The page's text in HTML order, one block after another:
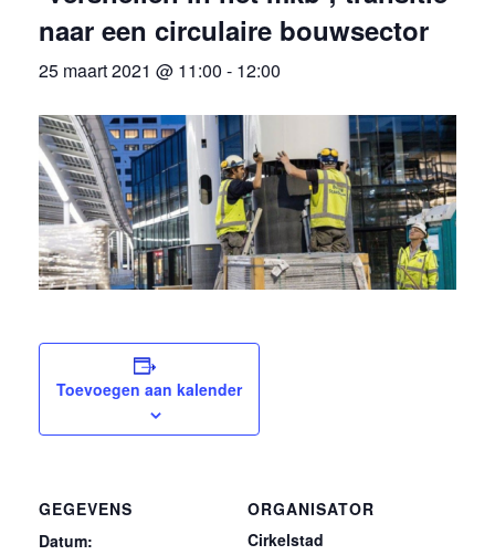
naar een circulaire bouwsector
25 maart 2021 @ 11:00 - 12:00
Toevoegen aan kalender
GEGEVENS
Datum:
ORGANISATOR
Cirkelstad